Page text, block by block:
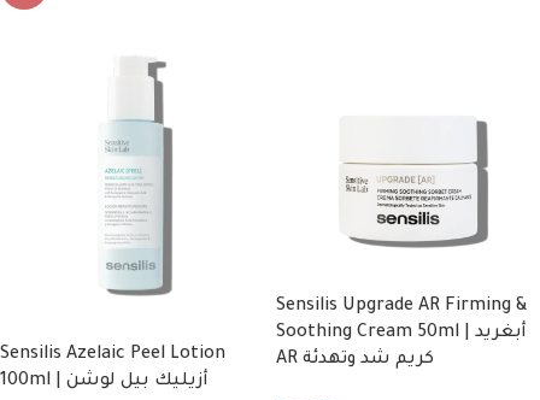
Sensilis Azelaic Peel Lotion
100ml | أزيليك بيل لوشن
Sensilis Upgrade AR Firming &
Soothing Cream 50ml | أبغريد
AR كريم شد وتهدئة